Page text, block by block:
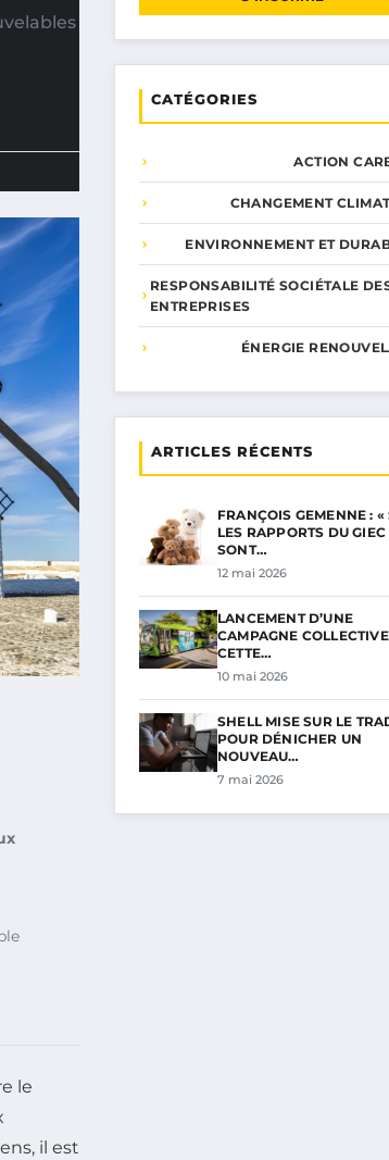
le
il est
CATÉGORIES
ACTION
CHANGEMENT
ENVIRONNEMENT ET
RESPONSABILITÉ SOCIÉTALE
ENTREPRISES
ÉNERGIE
ARTICLES RÉCENTS
FRANÇOIS GEMENNE : «
LES RAPPORTS DU GIEC
SONT…
12 mai 2026
LANCEMENT D’UNE
CAMPAGNE
CETTE…
10 mai 2026
SHELL MISE SUR LE
POUR DÉNICHER UN
NOUVEAU…
7 mai 2026